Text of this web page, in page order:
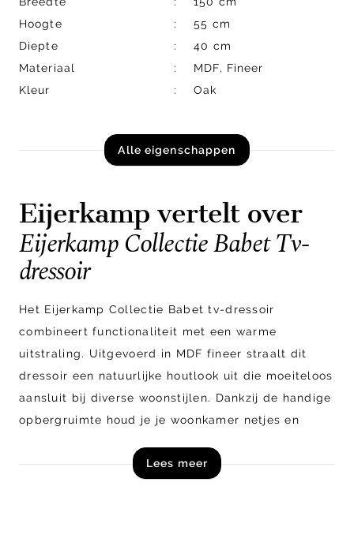
Hoogte
55 cm
Diepte
40 cm
Materiaal
MDF, Fineer
Kleur
Oak
Alle eigenschappen
Eijerkamp vertelt over
Eijerkamp Collectie Babet Tv-
dressoir
Het Eijerkamp Collectie Babet tv-dressoir
combineert functionaliteit met een warme
uitstraling. Uitgevoerd in MDF fineer straalt dit
dressoir een natuurlijke houtlook uit die moeiteloos
aansluit bij diverse woonstijlen. Dankzij de handige
opbergruimte houd je je woonkamer netjes en
Lees meer